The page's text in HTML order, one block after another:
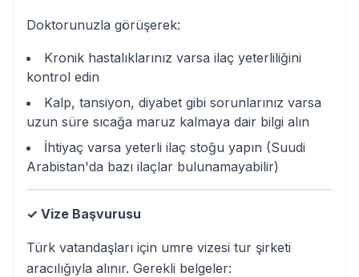
Doktorunuzla görüşerek:
Kronik hastalıklarınız varsa ilaç yeterliliğini
kontrol edin
Kalp, tansiyon, diyabet gibi sorunlarınız varsa
uzun süre sıcağa maruz kalmaya dair bilgi alın
İhtiyaç varsa yeterli ilaç stoğu yapın (Suudi
Arabistan'da bazı ilaçlar bulunamayabilir)
✓ Vize Başvurusu
Türk vatandaşları için umre vizesi tur şirketi
aracılığıyla alınır. Gerekli belgeler: